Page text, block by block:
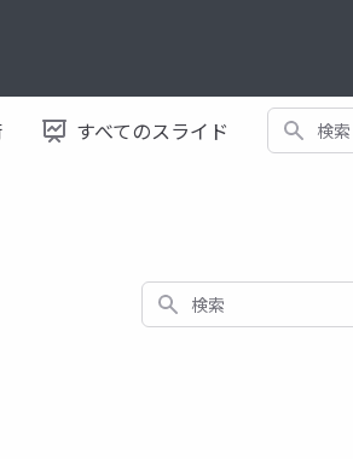
すべてのスライド 検索
検索